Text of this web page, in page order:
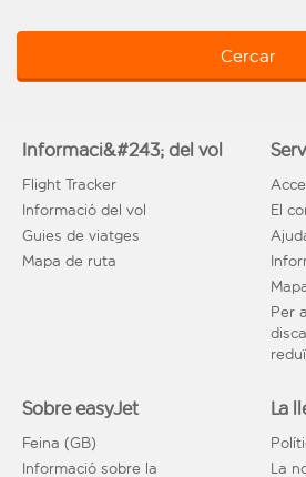
Cercar
Informaci&#243; del vol
Flight Tracker
Informació del vol
Guies de viatges
Mapa de ruta
El
Per
Sobre easyJet
Feina (GB)
Informació sobre la
La
La